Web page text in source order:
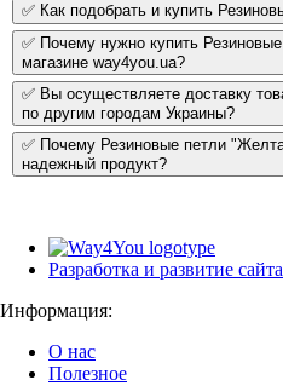
✅ Как подобрать и купить
✅ Почему нужно купить Резиновые петли
магазине way4you.ua?
✅ Вы осуществляете доставку
по другим городам Украины?
✅ Почему Резиновые петли "Желтая" это - 100% качественный и
надежный продукт?
Разработка и развитие сайта
Информация:
О нас
Полезное